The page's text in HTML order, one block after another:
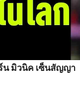
ร์น มิวนิค เซ็นสัญญา